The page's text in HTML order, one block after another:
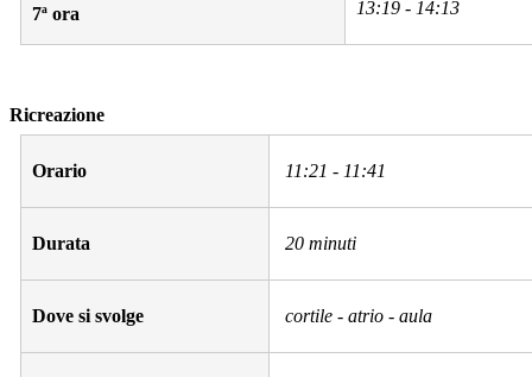
7ª ora 13:19 - 14:13
Ricreazione
Orario 11:21 - 11:41
Durata 20 minuti
Dove si svolge cortile - atrio - aula